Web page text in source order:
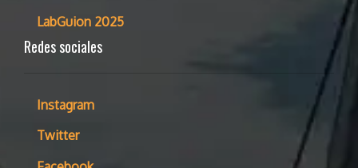
LabGuion 2025
Redes sociales
Instagram
Twitter